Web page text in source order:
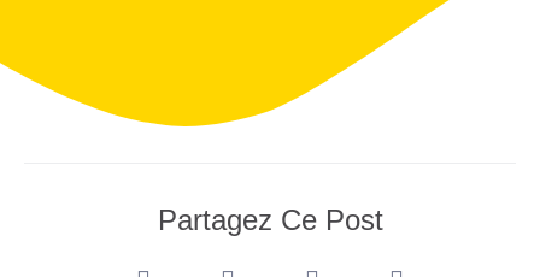
Partagez Ce Post